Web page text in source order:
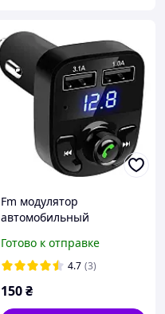
Fm модулятор
автомобильный
5.0 12V с вольтметром
Готово к отправке
4.7 (3)
150₴